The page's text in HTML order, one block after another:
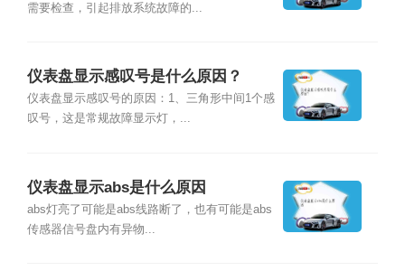
需要检查，引起排放系统故障的...
仪表盘显示感叹号是什么原因？
仪表盘显示感叹号的原因：1、三角形中间1个感
叹号，这是常规故障显示灯，...
仪表盘显示abs是什么原因
abs灯亮了可能是abs线路断了，也有可能是abs
传感器信号盘内有异物...